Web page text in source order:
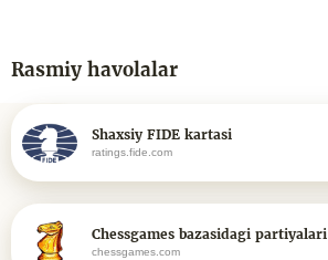
Rasmiy havolalar
Shaxsiy FIDE kartasi
ratings.fide.com
Chessgames bazasidagi partiyalari
chessgames.com